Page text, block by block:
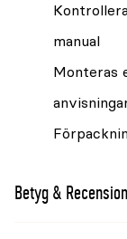
manual
Monteras
Betyg &